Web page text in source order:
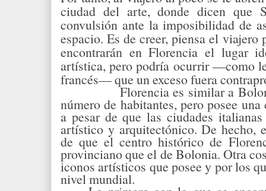
ciudad del arte, donde dicen que
convulsión ante la imposibilidad de
espacio. Es de creer, piensa el viajero
encontrarán en Florencia el lugar
artística, pero podría ocurrir —como
francés— que un exceso fuera
Florencia es similar a
número de habitantes, pero posee
a pesar de que las ciudades
artístico y arquitectónico. De hecho,
de que el centro histórico de
provinciano que el de Bolonia. Otra
iconos artísticos que posee y por los
nivel mundial.